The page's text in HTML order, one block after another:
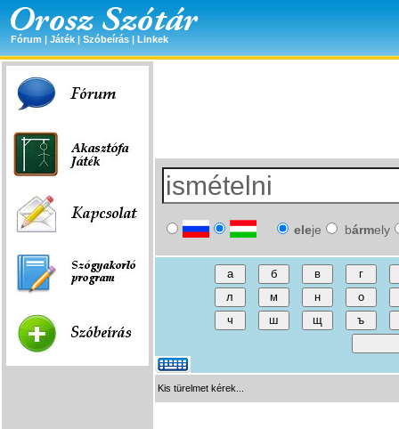
Fórum | Játék | Szóbeírás | Linkek
eleje bármely
Kis türelmet kérek...